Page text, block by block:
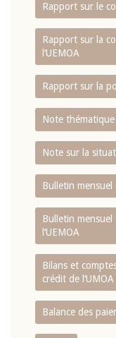
Rapport sur le
Rapport sur la
l‘UEMOA
Rapport sur la
Note thématique
Note sur la
Bulletin
Bulletin
l‘UEMOA
Bilans et
crédit de l‘UMOA
Balance des